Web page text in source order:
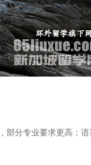
分专业要求更高；